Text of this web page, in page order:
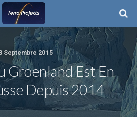
Septembre 2015
Groenland Est En
Depuis 2014